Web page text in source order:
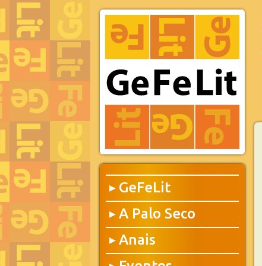
▶ GeFeLit
▶ A Palo Seco
▶ Anais